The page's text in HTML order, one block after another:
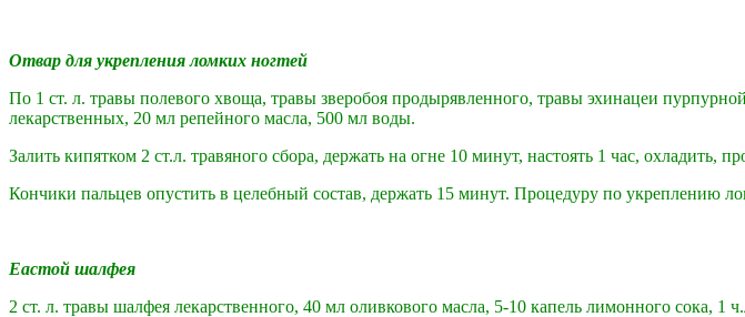
Отвар для укрепления ломких ногтей
По 1 ст. л. травы полевого хвоща, травы зверобоя продырявленного, травы эхинацеи
лекарственных, 20 мл репейного масла, 500 мл воды.
Залить кипятком 2 ст.л. травяного сбора, держать на огне 10 минут, настоять 1 час, охладить,
Кончики пальцев опустить в целебный состав, держать 15 минут. Процедуру по укреплению
Еастой шалфея
2 ст. л. травы шалфея лекарственного, 40 мл оливкового масла, 5-10 капель лимонного сока, 1